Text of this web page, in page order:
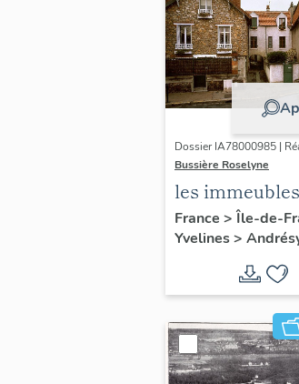
Dossier IA78000985 |
Bussière Roselyne
les
maisons et
du canton
France > Île-de-
Yvelines>